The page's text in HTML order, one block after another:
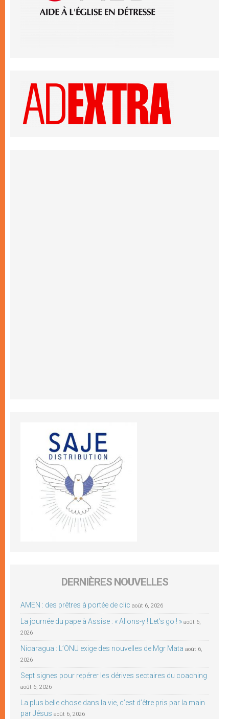
DERNIÈRES NOUVELLES
AMEN : des prêtres à portée de clic août 6, 2026
La journée du pape à Assise : « Allons-y ! Let’s go ! » août 6,
2026
Nicaragua : L’ONU exige des nouvelles de Mgr Mata août 6,
2026
Sept signes pour repérer les dérives sectaires du coaching
août 6, 2026
La plus belle chose dans la vie, c’est d’être pris par la main
par Jésus août 6, 2026